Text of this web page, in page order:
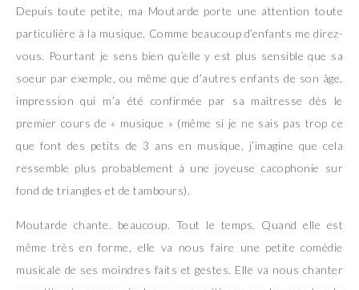
Depuis toute petite, ma Moutarde porte une attention toute
particulière à la musique. Comme beaucoup d’enfants me direz-
vous. Pourtant je sens bien qu’elle y est plus sensible que sa
soeur par exemple, ou même que d’autres enfants de son âge,
impression qui m’a été confirmée par sa maîtresse dès le
premier cours de « musique » (même si je ne sais pas trop ce
que font des petits de 3 ans en musique, j’imagine que cela
ressemble plus probablement à une joyeuse cacophonie sur
fond de triangles et de tambours).
Moutarde chante. beaucoup. Tout le temps. Quand elle est
même très en forme, elle va nous faire une petite comédie
musicale de ses moindres faits et gestes. Elle va nous chanter